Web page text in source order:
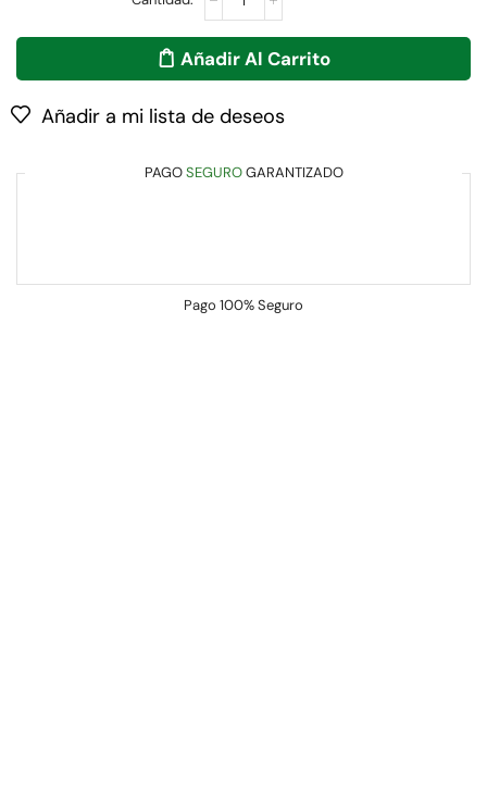
Añadir Al Carrito
Añadir a mi lista de deseos
PAGOSEGUROGARANTIZADO
Pago 100% Seguro